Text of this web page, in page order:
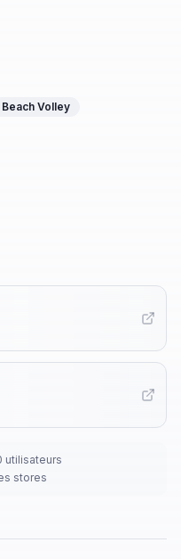
Beach Volley
utilisateurs
stores